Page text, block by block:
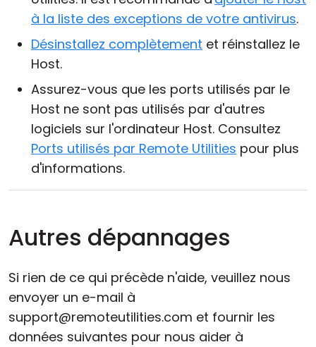
à la liste des exceptions de votre antivirus.
Désinstallez complètement et réinstallez le
Host.
Assurez-vous que les ports utilisés par le
Host ne sont pas utilisés par d'autres
logiciels sur l'ordinateur Host. Consultez
Ports utilisés par Remote Utilities pour plus
d'informations.
Autres dépannages
Si rien de ce qui précède n'aide, veuillez nous
envoyer un e-mail à
support@remoteutilities.com et fournir les
données suivantes pour nous aider à